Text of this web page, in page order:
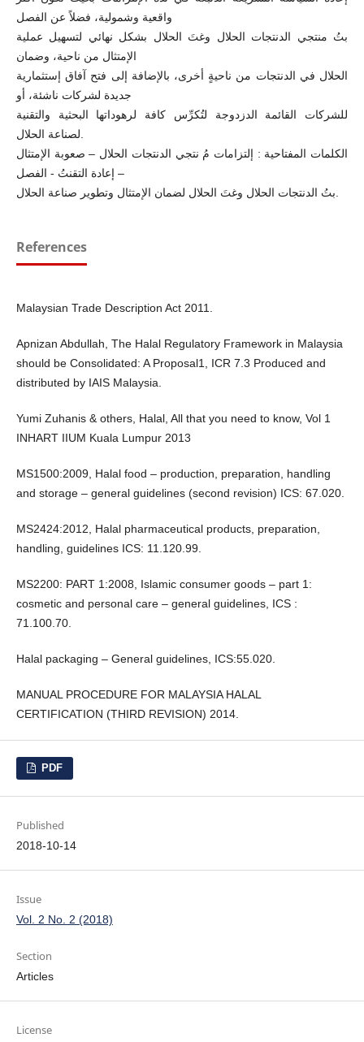
واقعية وشمولية، فضلاً عن الفصل
بتُ منتجي الدنتجات الحلال وغتَ الحلال بشكل نهائي لتسهيل عملية
الإمتثال من ناحية، وضمان
الحلال في الدنتجات من ناحيةٍ أخرى، بالإضافة إلى فتح آفاق إستثمارية
جديدة لشركات ناشئة، أو
للشركات القائمة الدزدوجة لتُكرِّس كافة لرهوداتها البحثية والتقنية
الكلمات المفتاحية : إلتزامات مُ نتجي الدنتجات الحلال – صعوبة الإمتثال
– إعادة التقنتُ - الفصل
References
Malaysian Trade Description Act 2011.
Apnizan Abdullah, The Halal Regulatory Framework in Malaysia
should be Consolidated: A Proposal1, ICR 7.3 Produced and
distributed by IAIS Malaysia.
Yumi Zuhanis & others, Halal, All that you need to know, Vol 1
INHART IIUM Kuala Lumpur 2013
MS1500:2009, Halal food – production, preparation, handling
and storage – general guidelines (second revision) ICS: 67.020.
MS2424:2012, Halal pharmaceutical products, preparation,
handling, guidelines ICS: 11.120.99.
MS2200: PART 1:2008, Islamic consumer goods – part 1:
cosmetic and personal care – general guidelines, ICS :
71.100.70.
Halal packaging – General guidelines, ICS:55.020.
MANUAL PROCEDURE FOR MALAYSIA HALAL
CERTIFICATION (THIRD REVISION) 2014.
PDF
Published
2018-10-14
Issue
Vol. 2 No. 2 (2018)
Section
Articles
License